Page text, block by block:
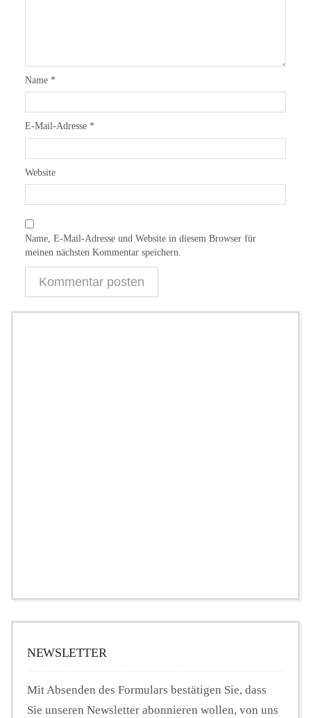
Name *
E-Mail-Adresse *
Website
Name, E-Mail-Adresse und Website in diesem Browser für
meinen nächsten Kommentar speichern.
NEWSLETTER
Mit Absenden des Formulars bestätigen Sie, dass
Sie unseren Newsletter abonnieren wollen, von uns